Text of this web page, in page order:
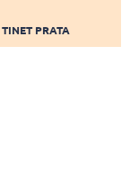
TINET PRATA